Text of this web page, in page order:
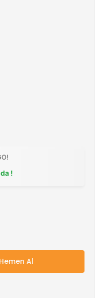
!
Hemen Al